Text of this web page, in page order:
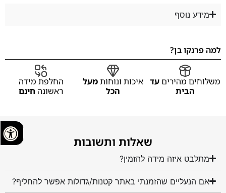
מידע נוסף
למה פרנקו בן?
משלוחים מהיריםעד
הבית
איכות ונוחותמעל
הכל
החלפת מידה
ראשונה חינם
שאלות ותשובות
מתלבט איזה מידה להזמין?
אם הנעליים שהזמנתי באתר קטנות/גדולות אפשר להחליף?